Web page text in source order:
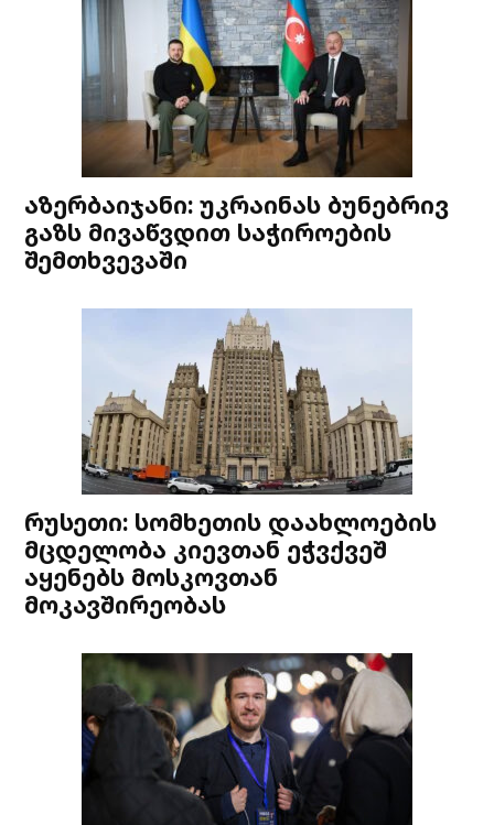
აზერბაიჯანი: უკრაინას ბუნებრივ
გაზს მივაწვდით საჭიროების
შემთხვევაში
რუსეთი: სომხეთის დაახლოების
მცდელობა კიევთან ეჭვქვეშ
აყენებს მოსკოვთან
მოკავშირეობას